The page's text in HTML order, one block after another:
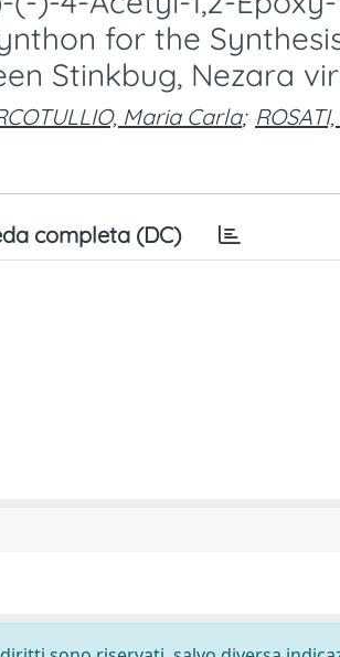
for the
Stinkbug, Nezara
Maria Carla;
completa (DC)